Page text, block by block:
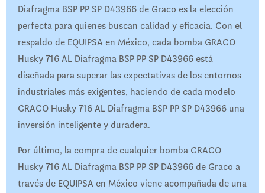
Diafragma BSP PP SP D43966 de Graco es la elección
perfecta para quienes buscan calidad y eficacia. Con el
respaldo de EQUIPSA en México, cada bomba GRACO
Husky 716 AL Diafragma BSP PP SP D43966 está
diseñada para superar las expectativas de los entornos
industriales más exigentes, haciendo de cada modelo
GRACO Husky 716 AL Diafragma BSP PP SP D43966 una
inversión inteligente y duradera.
Por último, la compra de cualquier bomba GRACO
Husky 716 AL Diafragma BSP PP SP D43966 de Graco a
través de EQUIPSA en México viene acompañada de una